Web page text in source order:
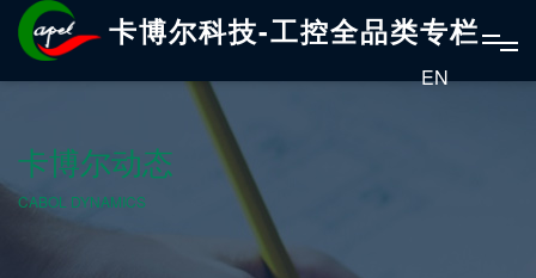
卡博尔科技-工控全品类专栏
EN
卡博尔动态
CABOL DYNAMICS